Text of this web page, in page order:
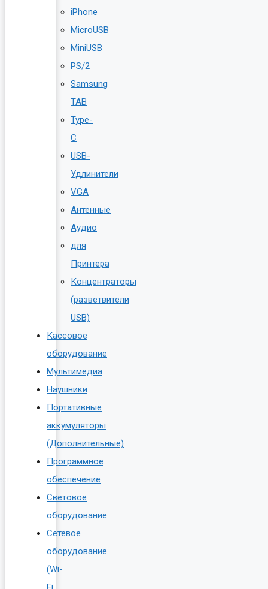
iPhone
MicroUSB
MiniUSB
PS/2
Samsung
TAB
Type-
C
USB-
Удлинители
VGA
Антенные
Аудио
для
Принтера
Концентраторы
(разветвители
USB)
Кассовое
оборудование
Мультимедиа
Наушники
Портативные
аккумуляторы
(Дополнительные)
Программное
обеспечение
Световое
оборудование
Сетевое
оборудование
(Wi-